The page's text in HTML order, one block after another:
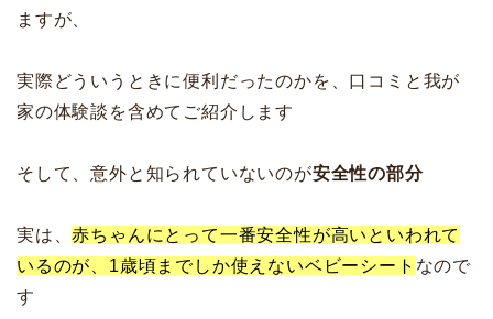
ますが、
実際どういうときに便利だったのかを、口コミと我が
家の体験談を含めてご紹介します
そして、意外と知られていないのが安全性の部分
実は、赤ちゃんにとって一番安全性が高いといわれて
いるのが、1歳頃までしか使えないベビーシート なので
す